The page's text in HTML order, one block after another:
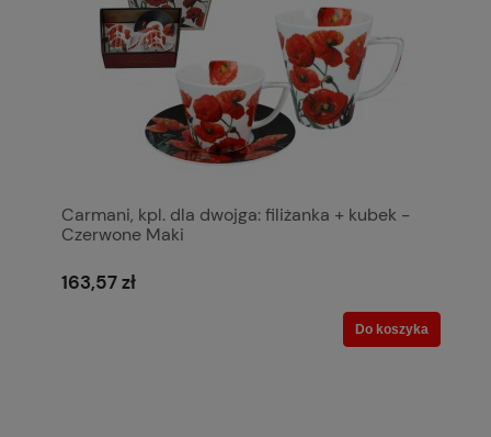
Carmani, kpl. dla dwojga: filiżanka + kubek -
Czerwone Maki
163,57 zł
Do koszyka